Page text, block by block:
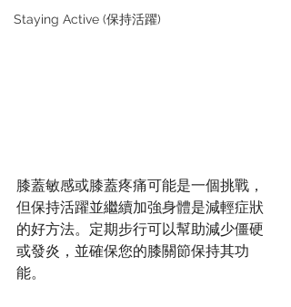
Staying Active (保持活躍)
膝蓋敏感或膝蓋疼痛可能是一個挑戰，
但保持活躍並繼續加強身體是減輕症狀
的好方法。定期步行可以幫助減少僵硬
或發炎，並確保您的膝關節保持其功
能。